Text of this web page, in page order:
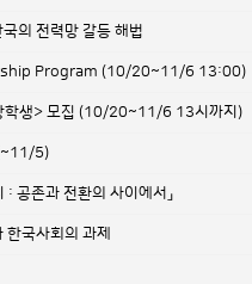
의 전력망 갈등 해법
Program (10/20~11/6 13:00)
학생> 모집 (10/20~11/6 13시까지)
5)
공존과 전환의 사이에서」
국사회의 과제